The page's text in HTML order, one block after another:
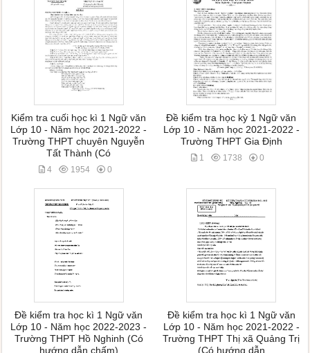
Kiểm tra cuối học kì 1 Ngữ văn
Lớp 10 - Năm học 2021-2022 -
Trường THPT chuyên Nguyễn
Tất Thành (Có
4 1954 0
Đề kiểm tra học kỳ 1 Ngữ văn
Lớp 10 - Năm học 2021-2022 -
Trường THPT Gia Định
1 1738 0
Đề kiểm tra học kì 1 Ngữ văn
Lớp 10 - Năm học 2022-2023 -
Trường THPT Hồ Nghinh (Có
hướng dẫn chấm)
Đề kiểm tra học kì 1 Ngữ văn
Lớp 10 - Năm học 2021-2022 -
Trường THPT Thị xã Quảng Trị
(Có hướng dẫn